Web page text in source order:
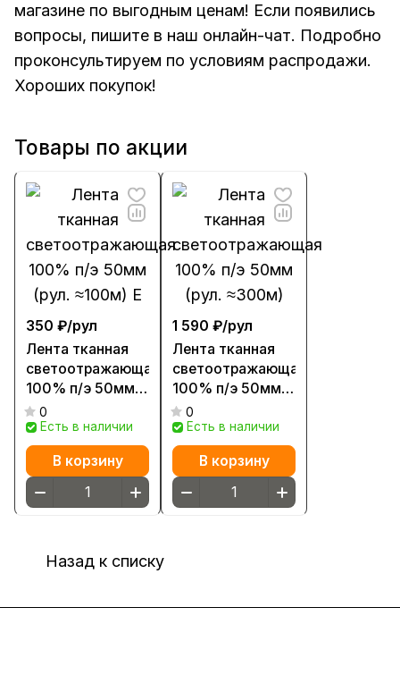
магазине по выгодным ценам! Если появились
вопросы, пишите в наш онлайн-чат. Подробно
проконсультируем по условиям распродажи.
Хороших покупок!
Товары по акции
350 ₽/рул
Лента тканная
светоотражающая
100% п/э 50мм
(рул. ≈100м) Е
0
Есть в наличии
В корзину
1 590 ₽/рул
Лента тканная
светоотражающая
100% п/э 50мм
(рул. ≈300м)
0
Есть в наличии
В корзину
Назад к списку